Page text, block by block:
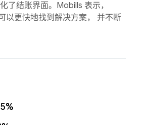
了结账界面。Mobills 表示，
以更快地找到解决方案， 并不断